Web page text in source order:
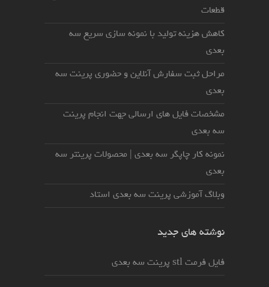
قطعات
کاهش هزینه تولید با نمونه سازی سریع سه
بعدی
مراحل ثبت سفارش آنلاین و حضوری پرینت سه
بعدی
مشخصات فایل های ارسالی جهت انجام پرینت
سه بعدی
نمونه کار چاپگر سه بعدی | محصولات پرینتر سه
بعدی
وبلاگ آموزشی پرینت سه بعدی استاد
نوشته های جدید
فایل فرمت stl پرینت سه بعدی